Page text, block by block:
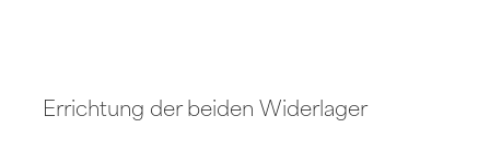
Errichtung der beiden Widerlager